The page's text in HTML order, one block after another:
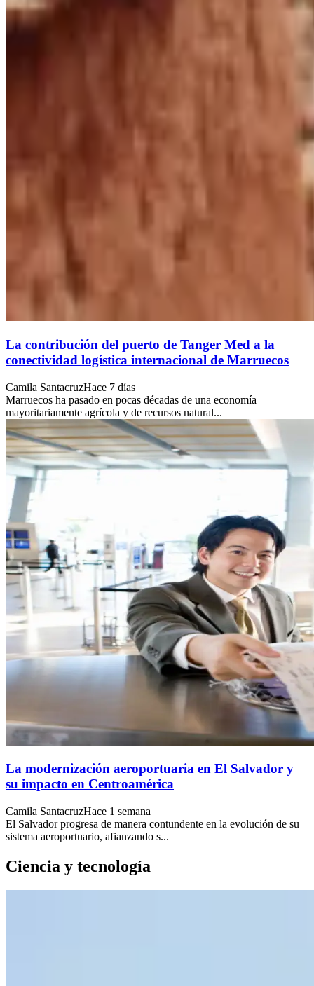
La contribución del puerto de Tanger Med a la
conectividad logística internacional de Marruecos
Camila SantacruzHace 7 días
Marruecos ha pasado en pocas décadas de una economía
mayoritariamente agrícola y de recursos natural...
La modernización aeroportuaria en El Salvador y
su impacto en Centroamérica
Camila SantacruzHace 1 semana
El Salvador progresa de manera contundente en la evolución de su
sistema aeroportuario, afianzando s...
Ciencia y tecnología